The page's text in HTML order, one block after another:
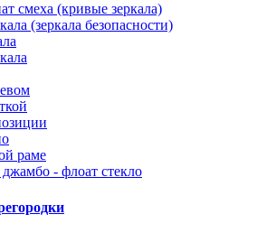
смеха (кривые зеркала)
(зеркала безопасности)
раме
- флоат стекло